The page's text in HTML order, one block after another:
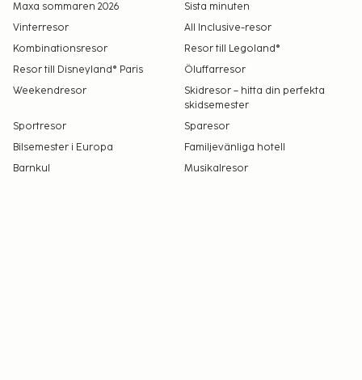
avsnittet om avgifter).
Boendet rengörs av städpersonal.
Kontaktfri incheckning och kontaktfri
utcheckning är tillgängliga.
Maxa sommaren 2026
Sista minuten
Vinterresor
All Inclusive-resor
Kombinationsresor
Resor till Legoland®
Resor till Disneyland® Paris
Öluffarresor
Weekendresor
Skidresor – hitta din perfekta
skidsemester
Sportresor
Sparesor
Bilsemester i Europa
Familjevänliga hotell
Barnkul
Musikalresor